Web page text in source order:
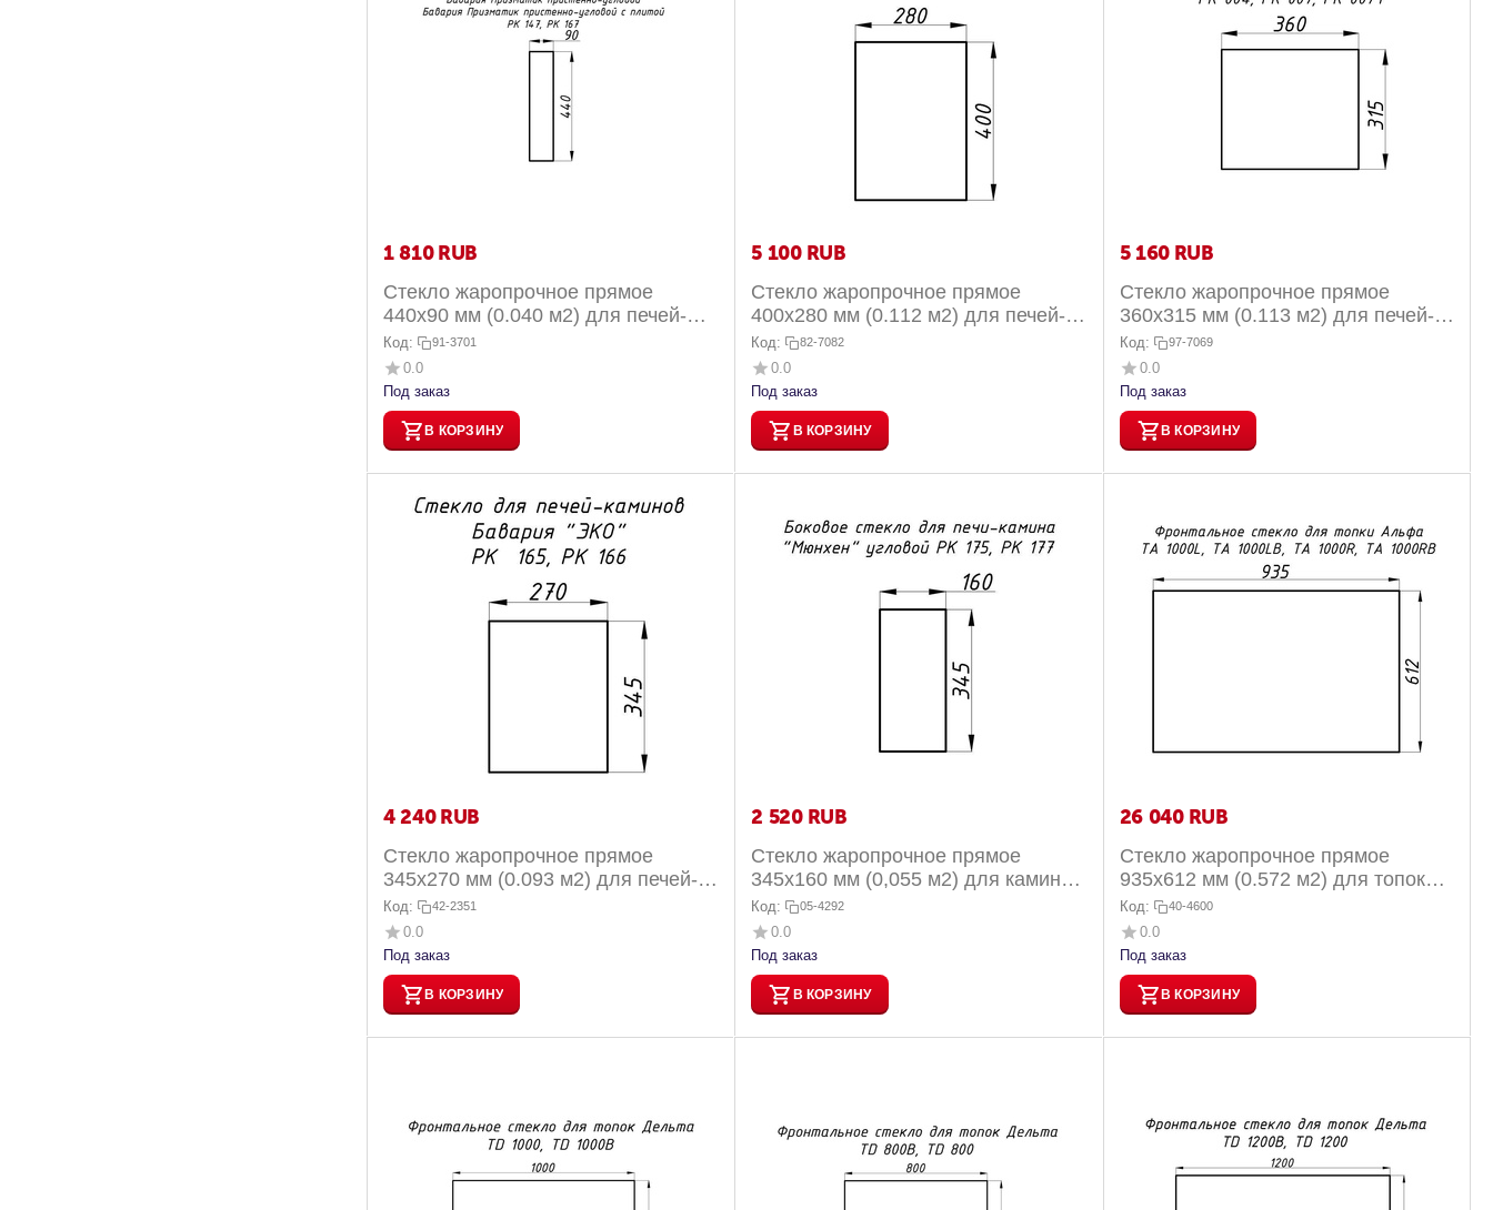
1 810 RUB
Стекло жаропрочное прямое
440х90 мм (0.040 м2) для печей-
каминов Бавария Призматик прис...
Код: 91-3701
0.0
Под заказ
В КОРЗИНУ
5 100 RUB
Стекло жаропрочное прямое
400х280 мм (0.112 м2) для печей-
каминов Бавария Оптима 049, 0...
Код: 82-7082
0.0
Под заказ
В КОРЗИНУ
5 160 RUB
Стекло жаропрочное прямое
360х315 мм (0.113 м2) для печей-
каминов Бавария 004, 007, 007T
Код: 97-7069
0.0
Под заказ
В КОРЗИНУ
4 240 RUB
Стекло жаропрочное прямое
345х270 мм (0.093 м2) для печей-
каминов Бавария ЭКО оптима, угол
Код: 42-2351
0.0
Под заказ
В КОРЗИНУ
2 520 RUB
Стекло жаропрочное прямое
345x160 мм (0,055 м2) для каминов
Мюнхен пристенно-угловых РК...
Код: 05-4292
0.0
Под заказ
В КОРЗИНУ
26 040 RUB
Стекло жаропрочное прямое
935x612 мм (0.572 м2) для топок
Альфа 1000L/1000R фронтальное
Код: 40-4600
0.0
Под заказ
В КОРЗИНУ